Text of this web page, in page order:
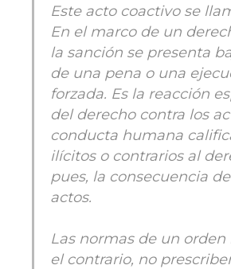
Este acto coactivo se
En el marco de un
la sanción se presenta
de una pena o una
forzada. Es la reacción
del derecho contra los
conducta humana
ilícitos o contrarios al
pues, la consecuencia
actos.
Las normas de un orden
el contrario, no